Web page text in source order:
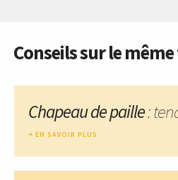
Conseils sur le
Chapeau de paille:
EN SAVOIR PLUS